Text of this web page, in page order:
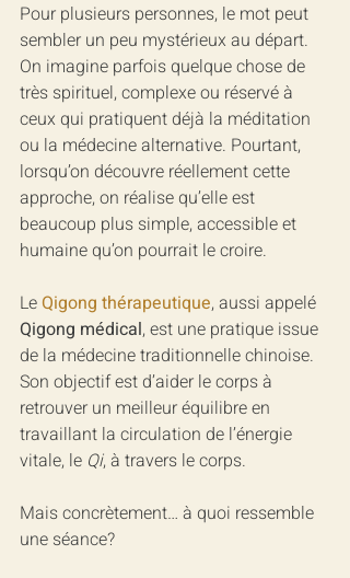
Pour plusieurs personnes, le mot peut
sembler un peu mystérieux au départ.
On imagine parfois quelque chose de
très spirituel, complexe ou réservé à
ceux qui pratiquent déjà la méditation
ou la médecine alternative. Pourtant,
lorsqu’on découvre réellement cette
approche, on réalise qu’elle est
beaucoup plus simple, accessible et
humaine qu’on pourrait le croire.
Le Qigong thérapeutique, aussi appelé
Qigong médical, est une pratique issue
de la médecine traditionnelle chinoise.
Son objectif est d’aider le corps à
retrouver un meilleur équilibre en
travaillant la circulation de l’énergie
vitale, le Qi, à travers le corps.
Mais concrètement… à quoi ressemble
une séance?